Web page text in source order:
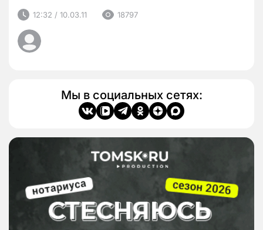
12:32 / 10.03.11 18797
Мы в социальных сетях: